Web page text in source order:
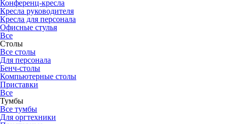
Конференц-кресла
Кресла руководителя
Кресла для персонала
Офисные стулья
Все
Столы
Все столы
Для персонала
Бенч-столы
Компьютерные столы
Приставки
Все
Тумбы
Все тумбы
Для оргтехники